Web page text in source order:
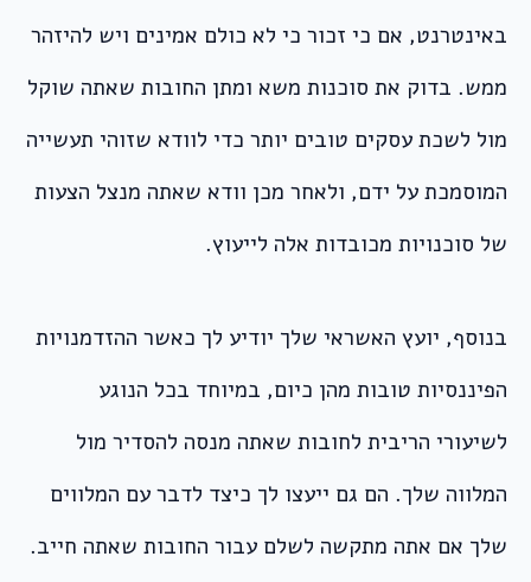
באינטרנט, אם כי זכור כי לא כולם אמינים ויש להיזהר
ממש. בדוק את סוכנות משא ומתן החובות שאתה שוקל
מול לשכת עסקים טובים יותר כדי לוודא שזוהי תעשייה
המוסמכת על ידם, ולאחר מכן וודא שאתה מנצל הצעות
של סוכנויות מכובדות אלה לייעוץ.
בנוסף, יועץ האשראי שלך יודיע לך כאשר ההזדמנויות
הפיננסיות טובות מהן כיום, במיוחד בכל הנוגע
לשיעורי הריבית לחובות שאתה מנסה להסדיר מול
המלווה שלך. הם גם ייעצו לך כיצד לדבר עם המלווים
שלך אם אתה מתקשה לשלם עבור החובות שאתה חייב.